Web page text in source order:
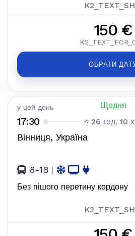
150 €
ОБРАТИ
у цей день Щодня
17:30 ≈ 26 год. 10
Вінниця, Україна
8-18 |
Без пішого перетину кордону